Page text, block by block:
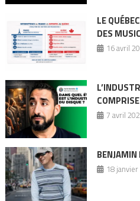
LE
DES
16 avril
COMPRISE
7 avril
BENJAMIN
18